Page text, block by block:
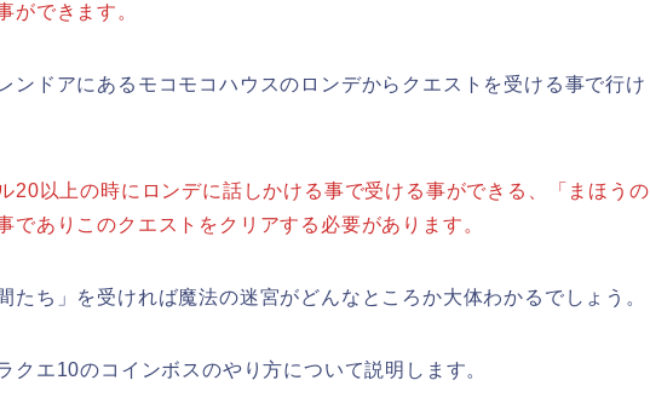
ができます。
ンドアにあるモコモコハウスのロンデからクエストを受ける事で行け
20以上の時にロンデに話しかける事で受ける事ができる、「まほうの
でありこのクエストをクリアする必要があります。
たち」を受ければ魔法の迷宮がどんなところか大体わかるでしょう。
クエ10のコインボスのやり方について説明します。